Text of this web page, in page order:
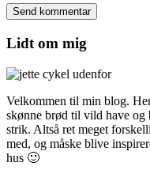
Lidt om mig
Velkommen til min blog.
skønne brød til vild have
strik. Altså ret meget
med, og måske blive
hus 🙂